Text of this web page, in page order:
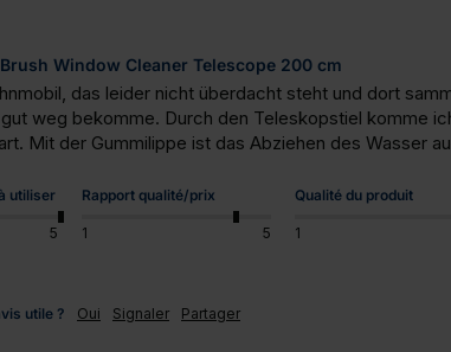
Window Cleaner Telescope 200 cm
das leider nicht überdacht steht und dort
weg bekomme. Durch den Teleskopstiel komme
Mit der Gummilippe ist das Abziehen des Wasser
utiliser
5
Rapport qualité/prix
1 5
Qualité du produit
1
utile ? Oui Signaler Partager